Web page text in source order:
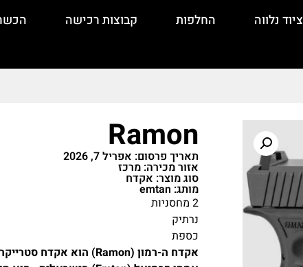
ציוד נלווה החלפות קבוצות רכישה
Ramon
תאריך פרסום: אפריל 7, 2026
אזור מכירה: מרכז
סוג מוצר: אקדח
מותג: emtan
2 מחסניות
נרתיק
כספת